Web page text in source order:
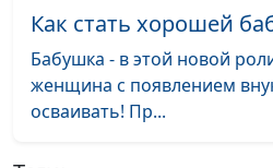
Можно ли спастись
посещением церкви?
Как стать хорошей
Бабушка - в этой новой
женщина с появлением
осваивать! Пр...